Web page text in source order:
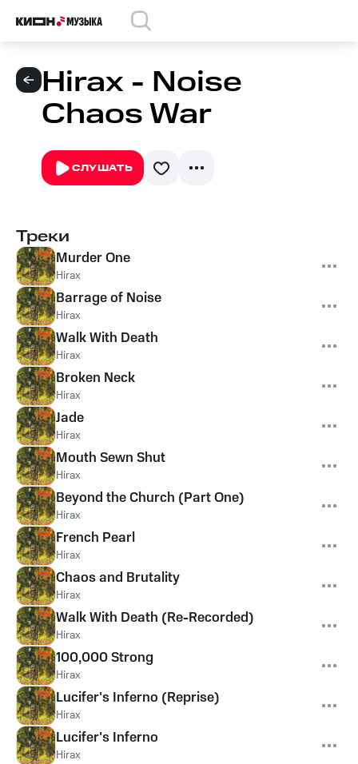
Hirax - Noise
Chaos War
СЛУШАТЬ
Треки
Murder One
Hirax
Barrage of Noise
Hirax
Walk With Death
Hirax
Broken Neck
Hirax
Jade
Hirax
Mouth Sewn Shut
Hirax
Beyond the Church (Part One)
Hirax
French Pearl
Hirax
Chaos and Brutality
Hirax
Walk With Death (Re-Recorded)
Hirax
100,000 Strong
Hirax
Lucifer's Inferno (Reprise)
Hirax
Lucifer's Inferno
Hirax